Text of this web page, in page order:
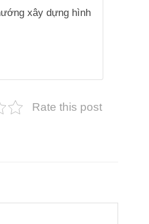
xây dựng hình
Rate this post